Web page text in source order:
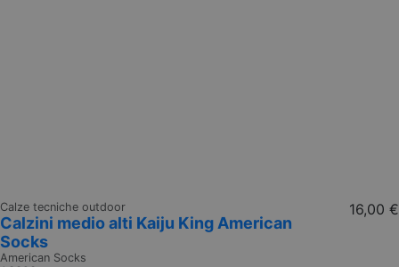
Calze tecniche outdoor
Calzini medio alti Kaiju King American
Socks
American Socks
16,00 €